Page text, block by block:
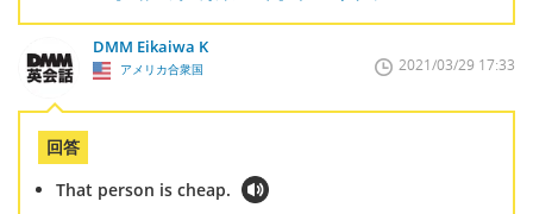
DMM Eikaiwa K
アメリカ合衆国 2021/03/29 17:33
回答
That person is cheap.